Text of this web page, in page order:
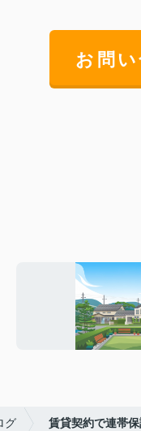
お問
グ 賃貸契約で連帯